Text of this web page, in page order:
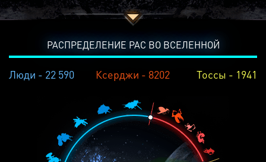
РАСПРЕДЕЛЕНИЕ РАС ВО ВСЕЛЕННОЙ
Люди - 22 590 Ксерджи - 8202 Тоссы - 1941